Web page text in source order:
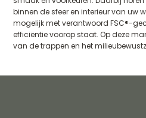
binnen de sfeer en interieur van uw
mogelijk met verantwoord FSC®-
efficiëntie voorop staat. Op deze
van de trappen en het